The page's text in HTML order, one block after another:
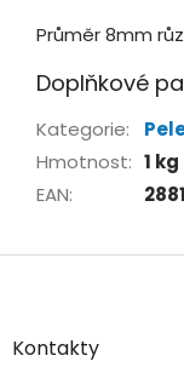
Průměr 8mm
Doplňkové
Kategorie:
Hmotnost: 1 kg
EAN:
Z
aKontakty